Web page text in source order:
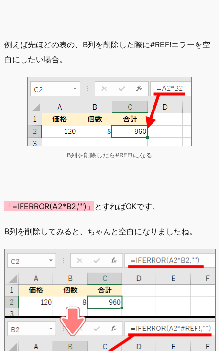
例えば先ほどの表の、B列を削除した際に#REF!エラーを空
白にしたい場合。
B列を削除したら#REF!になる
「=IFERROR(A2*B2,"")」 とすればOKです。
B列を削除してみると、ちゃんと空白になりましたね。